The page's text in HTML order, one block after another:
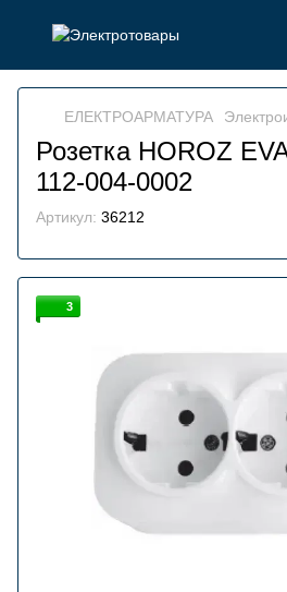
ЕЛЕКТРОАРМАТУРА
Розетка HOROZ
112-004-0002
Артикул: 36212
3